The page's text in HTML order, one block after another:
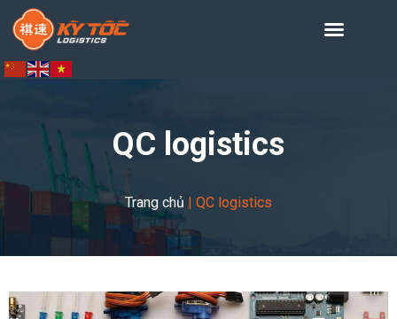
QC logistics
Trang chủ | QC logistics